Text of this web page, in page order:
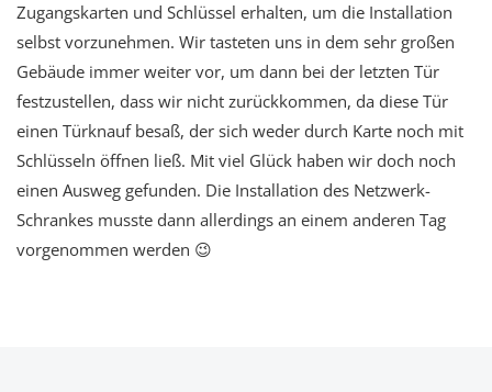
Zugangskarten und Schlüssel erhalten, um die Installation
selbst vorzunehmen. Wir tasteten uns in dem sehr großen
Gebäude immer weiter vor, um dann bei der letzten Tür
festzustellen, dass wir nicht zurückkommen, da diese Tür
einen Türknauf besaß, der sich weder durch Karte noch mit
Schlüsseln öffnen ließ. Mit viel Glück haben wir doch noch
einen Ausweg gefunden. Die Installation des Netzwerk-
Schrankes musste dann allerdings an einem anderen Tag
vorgenommen werden 😉